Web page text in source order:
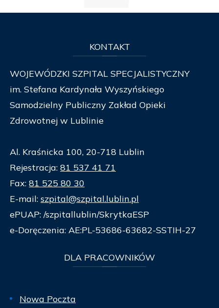
KONTAKT
WOJEWÓDZKI SZPITAL SPECJALISTYCZNY
im. Stefana Kardynała Wyszyńskiego
Samodzielny Publiczny Zakład Opieki
Zdrowotnej w Lublinie
Al. Kraśnicka 100, 20-718 Lublin
Rejestracja: 81 537 41 71
Fax: 81 525 80 30
E-mail: szpital@szpital.lublin.pl
ePUAP: /szpitallublin/SkrytkaESP
e-Doręczenia: AE:PL-53686-63682-SSTIH-27
DLA PRACOWNIKÓW
Nowa Poczta